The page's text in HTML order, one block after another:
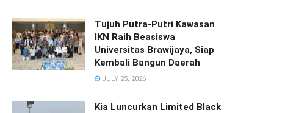
Tujuh Putra-Putri Kawasan
IKN Raih Beasiswa
Universitas Brawijaya, Siap
Kembali Bangun Daerah
JULY 25, 2026
Kia Luncurkan Limited Black